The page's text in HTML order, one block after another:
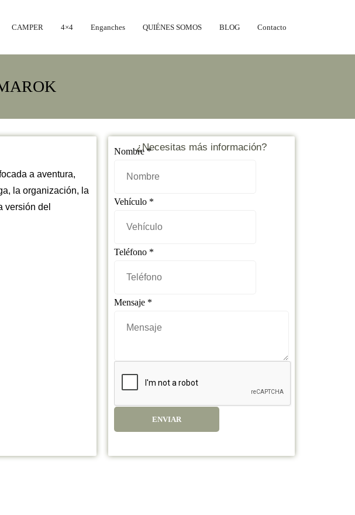
CAMPER 4×4 Enganches QUIÉNES SOMOS BLOG Contacto
a aventura,
la organización, la
versión del
¿Necesitas más información?
Nombre*
Nombre
Vehículo *
Teléfono *
Mensaje *
ENVIAR